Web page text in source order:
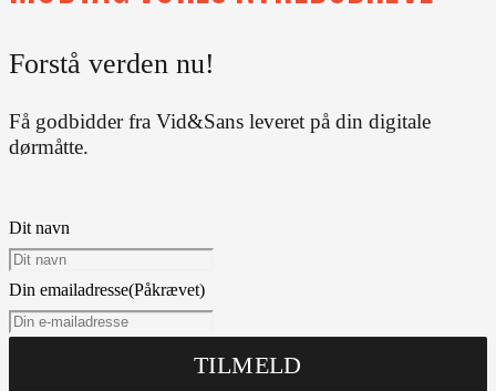
Forstå verden nu!
Få godbidder fra Vid&Sans leveret på din digitale
dørmåtte.
Dit navn
Din emailadresse(Påkrævet)